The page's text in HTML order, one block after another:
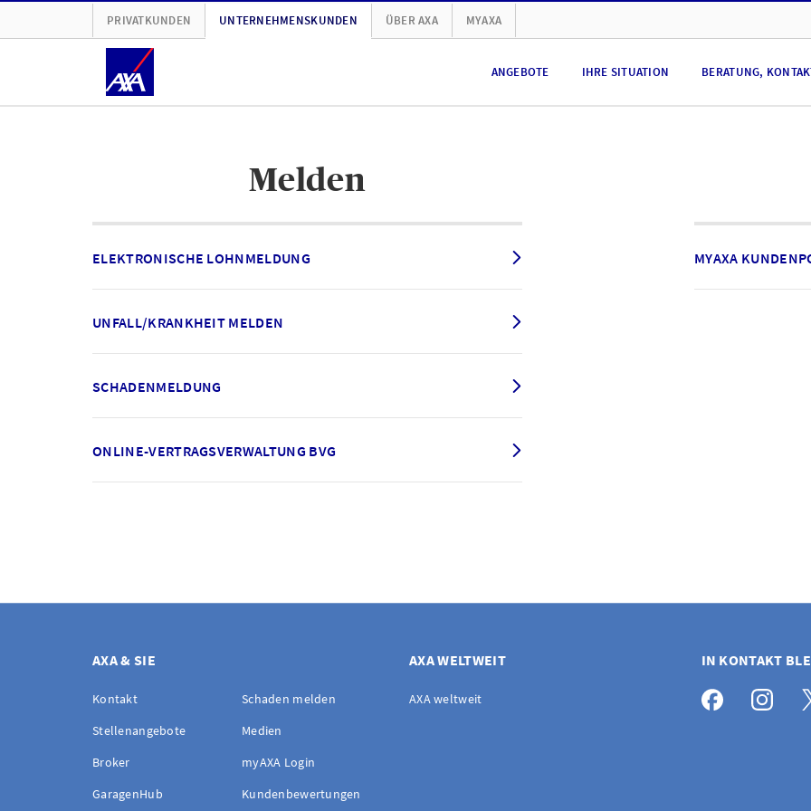
PRIVATKUNDEN UNTERNEHMENSKUNDEN ÜBER AXA MYAXA
ANGEBOTE IHRE SITUATION BERATUNG,
Melden
ELEKTRONISCHE LOHNMELDUNG
UNFALL/KRANKHEIT MELDEN
SCHADENMELDUNG
ONLINE-VERTRAGSVERWALTUNG BVG
MYAXA
AXA & SIE
Kontakt
Schaden melden
Stellenangebote
Medien
Broker
myAXA Login
GaragenHub
Kundenbewertungen
AXA WELTWEIT
AXA weltweit
IN KONTAKT